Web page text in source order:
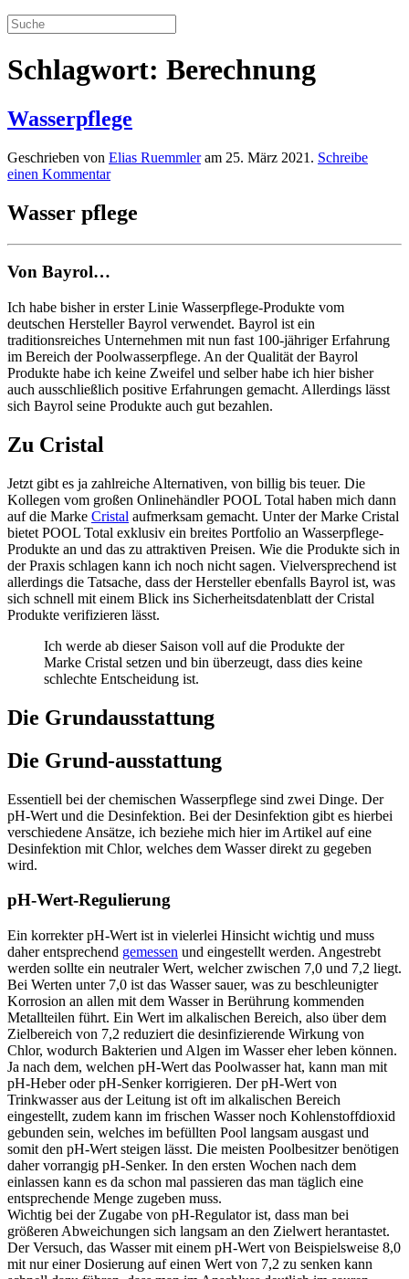
Schlagwort: Berechnung
Wasser­pflege
Geschrieben von Elias Ruemmleram 25. März 2021 . Schreibe
einen Kommentar
Wasser pflege
Von Bayrol…
Ich habe bisher in erster Linie Wasserpflege-Produkte vom
deutschen Hersteller Bayrol verwendet. Bayrol ist ein
traditionsreiches Unternehmen mit nun fast 100-jähriger Erfahrung
im Bereich der Poolwasserpflege. An der Qualität der Bayrol
Produkte habe ich keine Zweifel und selber habe ich hier bisher
auch ausschließlich positive Erfahrungen gemacht. Allerdings lässt
sich Bayrol seine Produkte auch gut bezahlen.
Zu Cristal
Jetzt gibt es ja zahlreiche Alternativen, von billig bis teuer. Die
Kollegen vom großen Onlinehändler POOL Total haben mich dann
auf die Marke Cristal aufmerksam gemacht. Unter der Marke Cristal
bietet POOL Total exklusiv ein breites Portfolio an Wasserpflege-
Produkte an und das zu attraktiven Preisen. Wie die Produkte sich in
der Praxis schlagen kann ich noch nicht sagen. Vielversprechend ist
allerdings die Tatsache, dass der Hersteller ebenfalls Bayrol ist, was
sich schnell mit einem Blick ins Sicherheitsdatenblatt der Cristal
Produkte verifizieren lässt.
Ich werde ab dieser Saison voll auf die Produkte der
Marke Cristal setzen und bin überzeugt, dass dies keine
schlechte Entscheidung ist.
Die Grundausstattung
Die Grund-ausstattung
Essentiell bei der chemischen Wasserpflege sind zwei Dinge. Der
pH-Wert und die Desinfektion. Bei der Desinfektion gibt es hierbei
verschiedene Ansätze, ich beziehe mich hier im Artikel auf eine
Desinfektion mit Chlor, welches dem Wasser direkt zu gegeben
wird.
pH-Wert-Regulierung
Ein korrekter pH-Wert ist in vielerlei Hinsicht wichtig und muss
daher entsprechend gemessen und eingestellt werden. Angestrebt
werden sollte ein neutraler Wert, welcher zwischen 7,0 und 7,2 liegt.
Bei Werten unter 7,0 ist das Wasser sauer, was zu beschleunigter
Korrosion an allen mit dem Wasser in Berührung kommenden
Metallteilen führt. Ein Wert im alkalischen Bereich, also über dem
Zielbereich von 7,2 reduziert die desinfizierende Wirkung von
Chlor, wodurch Bakterien und Algen im Wasser eher leben können.
Ja nach dem, welchen pH-Wert das Poolwasser hat, kann man mit
pH-Heber oder pH-Senker korrigieren. Der pH-Wert von
Trinkwasser aus der Leitung ist oft im alkalischen Bereich
eingestellt, zudem kann im frischen Wasser noch Kohlenstoffdioxid
gebunden sein, welches im befüllten Pool langsam ausgast und
somit den pH-Wert steigen lässt. Die meisten Poolbesitzer benötigen
daher vorrangig pH-Senker. In den ersten Wochen nach dem
einlassen kann es da schon mal passieren das man täglich eine
entsprechende Menge zugeben muss.
Wichtig bei der Zugabe von pH-Regulator ist, dass man bei
größeren Abweichungen sich langsam an den Zielwert herantastet.
Der Versuch, das Wasser mit einem pH-Wert von Beispielsweise 8,0
mit nur einer Dosierung auf einen Wert von 7,2 zu senken kann